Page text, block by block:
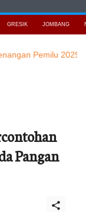
GRESIK JOMBANG
2029, DPD
Pangan